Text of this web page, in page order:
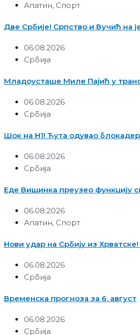
Апатин, Спорт
Две Србије! Српство и Вучић на
06.08.2026
Србија
Младоусташе Миле Пајић у
06.08.2026
Србија
Шок на Н1! Ћута одувао
06.08.2026
Србија
Еде Вишинка преузео функцију
06.08.2026
Апатин, Спорт
Нови удар на Србију из
06.08.2026
Србија
Временска прогноза за 6. август
06.08.2026
Србија